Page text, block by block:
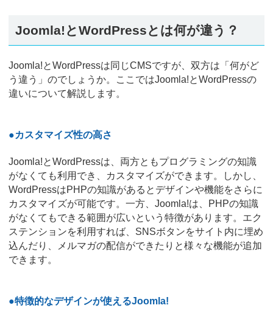
Joomla!とWordPressとは何が違う？
Joomla!とWordPressは同じCMSですが、双方は「何がど
う違う」のでしょうか。ここではJoomla!とWordPressの
違いについて解説します。
●カスタマイズ性の高さ
Joomla!とWordPressは、両方ともプログラミングの知識
がなくても利用でき、カスタマイズができます。しかし、
WordPressはPHPの知識があるとデザインや機能をさらに
カスタマイズが可能です。一方、Joomla!は、PHPの知識
がなくてもできる範囲が広いという特徴があります。エク
ステンションを利用すれば、SNSボタンをサイト内に埋め
込んだり、メルマガの配信ができたりと様々な機能が追加
できます。
●特徴的なデザインが使えるJoomla!